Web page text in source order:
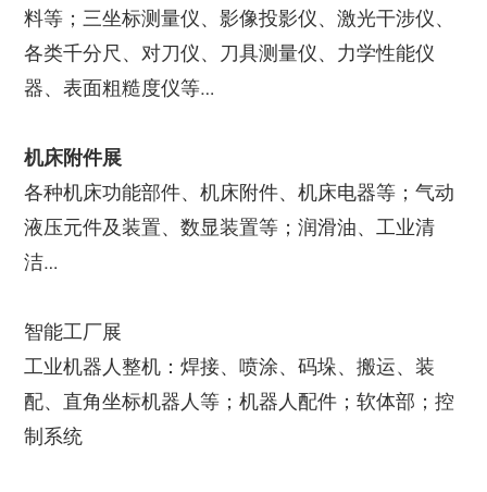
料等；三坐标测量仪、影像投影仪、激光干涉仪、
各类千分尺、对刀仪、刀具测量仪、力学性能仪
器、表面粗糙度仪等…
机床附件展
各种机床功能部件、机床附件、机床电器等；气动
液压元件及装置、数显装置等；润滑油、工业清
洁…
智能工厂展
工业机器人整机：焊接、喷涂、码垛、搬运、装
配、直角坐标机器人等；机器人配件；软体部；控
制系统